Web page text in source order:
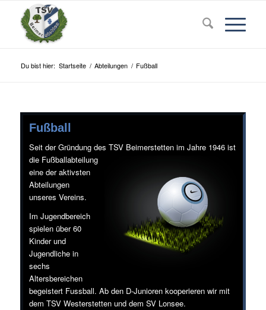
Du bist hier: Startseite / Abteilungen / Fußball
Fußball
Seit der Gründung des TSV Beimerstettenim Jahre 1946 ist
die Fußballabteilung
eine der aktivsten
Abteilungen
unseres Vereins.
Im Jugendbereich
spielen über 60
Kinder und
Jugendliche in
sechs
Altersbereichen
begeistert Fussball. Ab den D-Junioren kooperieren wir mit
dem TSV Westerstetten und dem SV Lonsee.